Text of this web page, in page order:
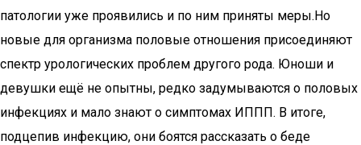
патологии уже проявились и по ним приняты меры.Но
новые для организма половые отношения присоединяют
спектр урологических проблем другого рода. Юноши и
девушки ещё не опытны, редко задумываются о половых
инфекциях и мало знают о симптомах ИППП. В итоге,
подцепив инфекцию, они боятся рассказать о беде